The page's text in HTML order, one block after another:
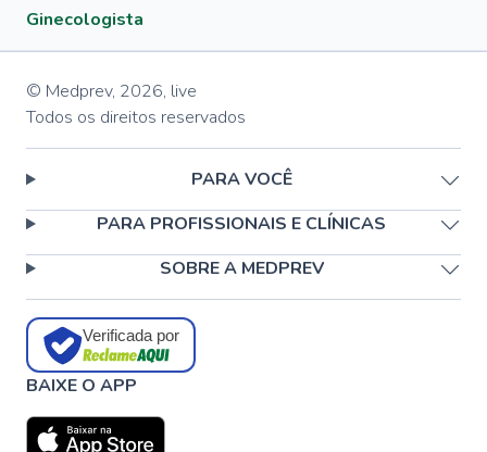
Ginecologista
© Medprev, 2026, live
Todos os direitos reservados
PARA VOCÊ
PARA PROFISSIONAIS E CLÍNICAS
SOBRE A MEDPREV
Verificada por
BAIXE O APP